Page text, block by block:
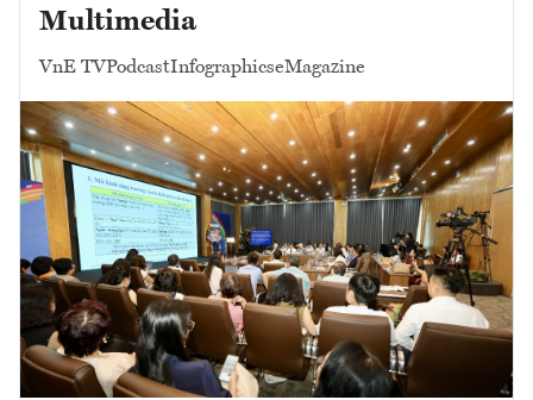
Multimedia
VnE TVPodcastInfographicseMagazine